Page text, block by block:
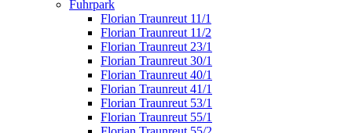
Fuhrpark
Florian Traunreut 11/1
Florian Traunreut 11/2
Florian Traunreut 23/1
Florian Traunreut 30/1
Florian Traunreut 40/1
Florian Traunreut 41/1
Florian Traunreut 53/1
Florian Traunreut 55/1